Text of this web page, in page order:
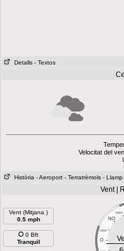
Detalls - Textos
Velocitat del
Història - Aeroport - Terratrèmols - Llamp
Vent |
Vent (Mitjana )
0.5 mph
0 Bft
Tranquil
NNO
NO
ONO
O